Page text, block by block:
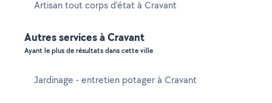
Artisan tout corps d'état à Cravant
Autres services à Cravant
Ayant le plus de résultats dans cette ville
Jardinage - entretien potager à Cravant